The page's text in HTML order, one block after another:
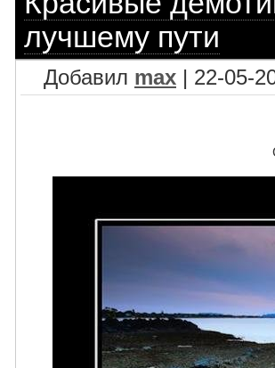
лучшему пути
Добавил max | 22-05-